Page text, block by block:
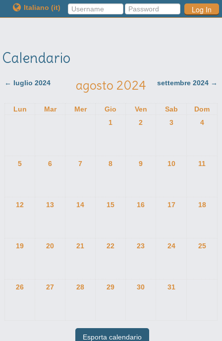
Log In
Italiano ‎(it)‎
Calendario
← luglio 2024 agosto 2024 settembre 2024 →
Lun Mar Mer Gio Ven Sab
Dom
1
2 3 4
5 6 7 8 9 10 11
12 13 14 15 16 17 18
19 20 21 22 23 24 25
26 27 28 29 30 31